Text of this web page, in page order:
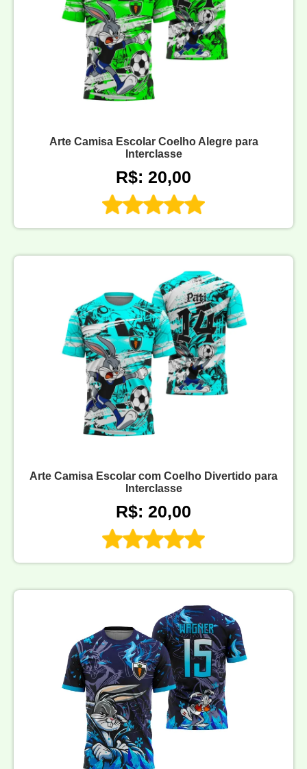
Arte Camisa Escolar Coelho Alegre para
Interclasse
R$: 20,00
Arte Camisa Escolar com Coelho Divertido para
Interclasse
R$: 20,00